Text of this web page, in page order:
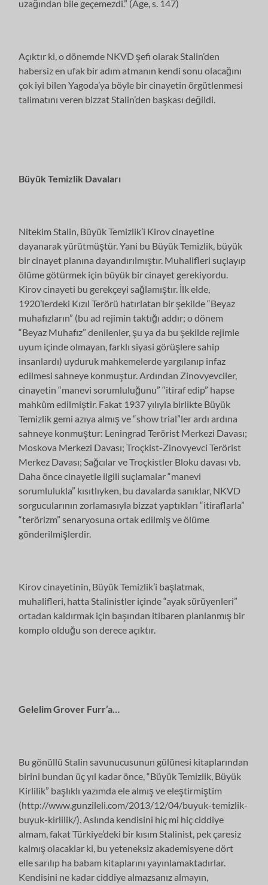
uzağından bile geçemezdi.” (Age, s. 147)
Açıktır ki, o dönemde NKVD şefi olarak Stalin’den
habersiz en ufak bir adım atmanın kendi sonu olacağını
çok iyi bilen Yagoda’ya böyle bir cinayetin örgütlenmesi
talimatını veren bizzat Stalin’den başkası değildi.
Büyük Temizlik Davaları
Nitekim Stalin, Büyük Temizlik’i Kirov cinayetine
dayanarak yürütmüştür. Yani bu Büyük Temizlik, büyük
bir cinayet planına dayandırılmıştır. Muhalifleri suçlayıp
ölüme götürmek için büyük bir cinayet gerekiyordu.
Kirov cinayeti bu gerekçeyi sağlamıştır. İlk elde,
1920’lerdeki Kızıl Terörü hatırlatan bir şekilde “Beyaz
muhafızların” (bu ad rejimin taktığı addır; o dönem
“Beyaz Muhafız” denilenler, şu ya da bu şekilde rejimle
uyum içinde olmayan, farklı siyasi görüşlere sahip
insanlardı) uyduruk mahkemelerde yargılanıp infaz
edilmesi sahneye konmuştur. Ardından Zinovyevciler,
cinayetin “manevi sorumluluğunu” “itiraf edip” hapse
mahkûm edilmiştir. Fakat 1937 yılıyla birlikte Büyük
Temizlik gemi azıya almış ve “show trial”ler ardı ardına
sahneye konmuştur: Leningrad Terörist Merkezi Davası;
Moskova Merkezi Davası; Troçkist-Zinovyevci Terörist
Merkez Davası; Sağcılar ve Troçkistler Bloku davası vb.
Daha önce cinayetle ilgili suçlamalar “manevi
sorumlulukla” kısıtlıyken, bu davalarda sanıklar, NKVD
sorgucularının zorlamasıyla bizzat yaptıkları “itiraflarla”
“terörizm” senaryosuna ortak edilmiş ve ölüme
gönderilmişlerdir.
Kirov cinayetinin, Büyük Temizlik’i başlatmak,
muhalifleri, hatta Stalinistler içinde “ayak sürüyenleri”
ortadan kaldırmak için başından itibaren planlanmış bir
komplo olduğu son derece açıktır.
Gelelim Grover Furr’a…
Bu gönüllü Stalin savunucusunun gülünesi kitaplarından
birini bundan üç yıl kadar önce, “Büyük Temizlik, Büyük
Kirlilik” başlıklı yazımda ele almış ve eleştirmiştim
(http://www.gunzileli.com/2013/12/04/buyuk-temizlik-
buyuk-kirlilik/). Aslında kendisini hiç mi hiç ciddiye
almam, fakat Türkiye’deki bir kısım Stalinist, pek çaresiz
kalmış olacaklar ki, bu yeteneksiz akademisyene dört
elle sarılıp ha babam kitaplarını yayınlamaktadırlar.
Kendisini ne kadar ciddiye almazsanız almayın,